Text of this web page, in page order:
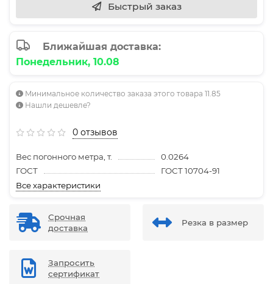
Быстрый заказ
Ближайшая доставка:
Понедельник, 10.08
Минимальное количество заказа этого товара 11.85
Нашли дешевле?
0 отзывов
Вес погонного метра, т.
0.0264
ГОСТ
ГОСТ 10704-91
Все характеристики
Срочная
доставка
Резка в размер
Запросить
сертификат